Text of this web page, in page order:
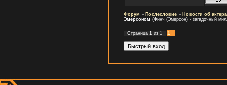
Форум » Послесловие » Новости об
Эмерсоном (Финч (Эмерсон) - загадочный
Страница 1 из 1 1